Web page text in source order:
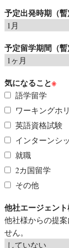
予定出発時期（暫
予定留学期間（暫
気になること※
語学留学
ワーキングホ
英語資格試験
インターンシ
就職
2カ国留学
その他
他社エージェン
他社様からの提
せん。